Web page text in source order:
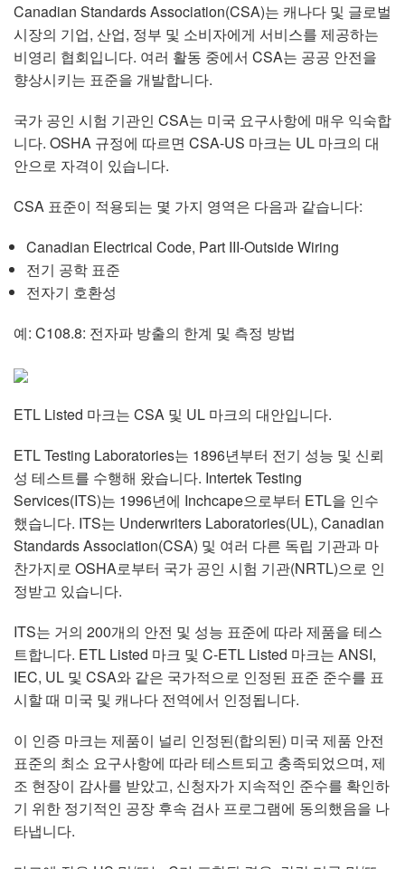
Canadian Standards Association(CSA)는 캐나다 및 글로벌
시장의 기업, 산업, 정부 및 소비자에게 서비스를 제공하는
비영리 협회입니다. 여러 활동 중에서 CSA는 공공 안전을
향상시키는 표준을 개발합니다.
국가 공인 시험 기관인 CSA는 미국 요구사항에 매우 익숙합
니다. OSHA 규정에 따르면 CSA-US 마크는 UL 마크의 대
안으로 자격이 있습니다.
CSA 표준이 적용되는 몇 가지 영역은 다음과 같습니다:
Canadian Electrical Code, Part III-Outside Wiring
전기 공학 표준
전자기 호환성
예: C108.8: 전자파 방출의 한계 및 측정 방법
ETL Listed 마크는 CSA 및 UL 마크의 대안입니다.
ETL Testing Laboratories는 1896년부터 전기 성능 및 신뢰
성 테스트를 수행해 왔습니다. Intertek Testing
Services(ITS)는 1996년에 Inchcape으로부터 ETL을 인수
했습니다. ITS는 Underwriters Laboratories(UL), Canadian
Standards Association(CSA) 및 여러 다른 독립 기관과 마
찬가지로 OSHA로부터 국가 공인 시험 기관(NRTL)으로 인
정받고 있습니다.
ITS는 거의 200개의 안전 및 성능 표준에 따라 제품을 테스
트합니다. ETL Listed 마크 및 C-ETL Listed 마크는 ANSI,
IEC, UL 및 CSA와 같은 국가적으로 인정된 표준 준수를 표
시할 때 미국 및 캐나다 전역에서 인정됩니다.
이 인증 마크는 제품이 널리 인정된(합의된) 미국 제품 안전
표준의 최소 요구사항에 따라 테스트되고 충족되었으며, 제
조 현장이 감사를 받았고, 신청자가 지속적인 준수를 확인하
기 위한 정기적인 공장 후속 검사 프로그램에 동의했음을 나
타냅니다.